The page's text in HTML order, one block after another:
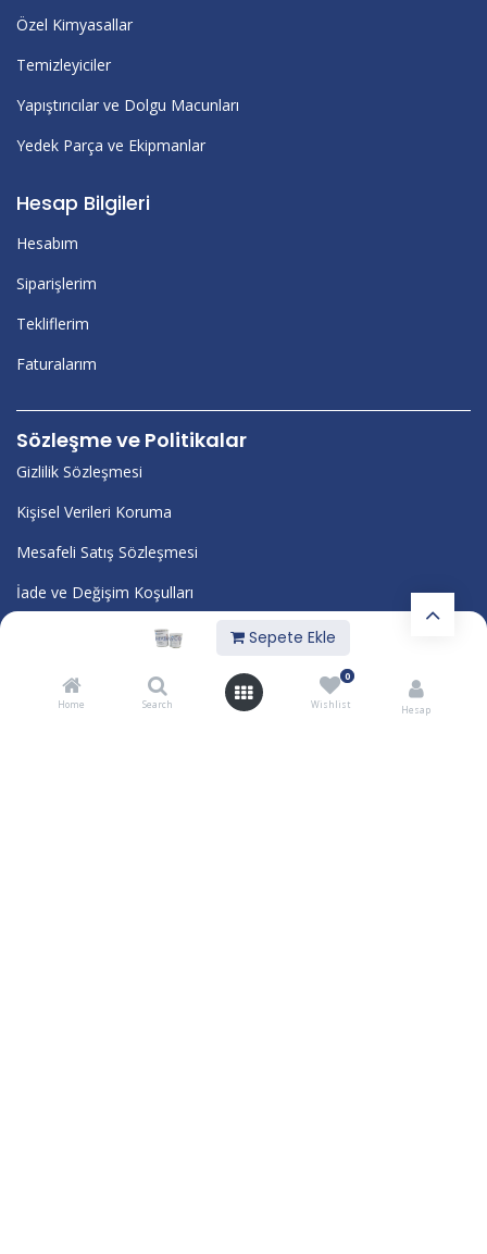
Sepete Ekle
Home Search
0
Wishlist Hesap
Özel Kimyasallar
Temizleyiciler
Yapıştırıcılar ve Dolgu Macunları
Yedek Parça ve Ekipmanlar
Hesap Bilgileri
Hesabım
Siparişlerim
Tekliflerim
Faturalarım
Sözleşme ve Politikalar
Gizlilik Sözleşmesi
Kişisel Verileri Koruma
Mesafeli Satış Sözleşmesi
İade ve Değişim Koşulları
Kalite Belgelerimiz